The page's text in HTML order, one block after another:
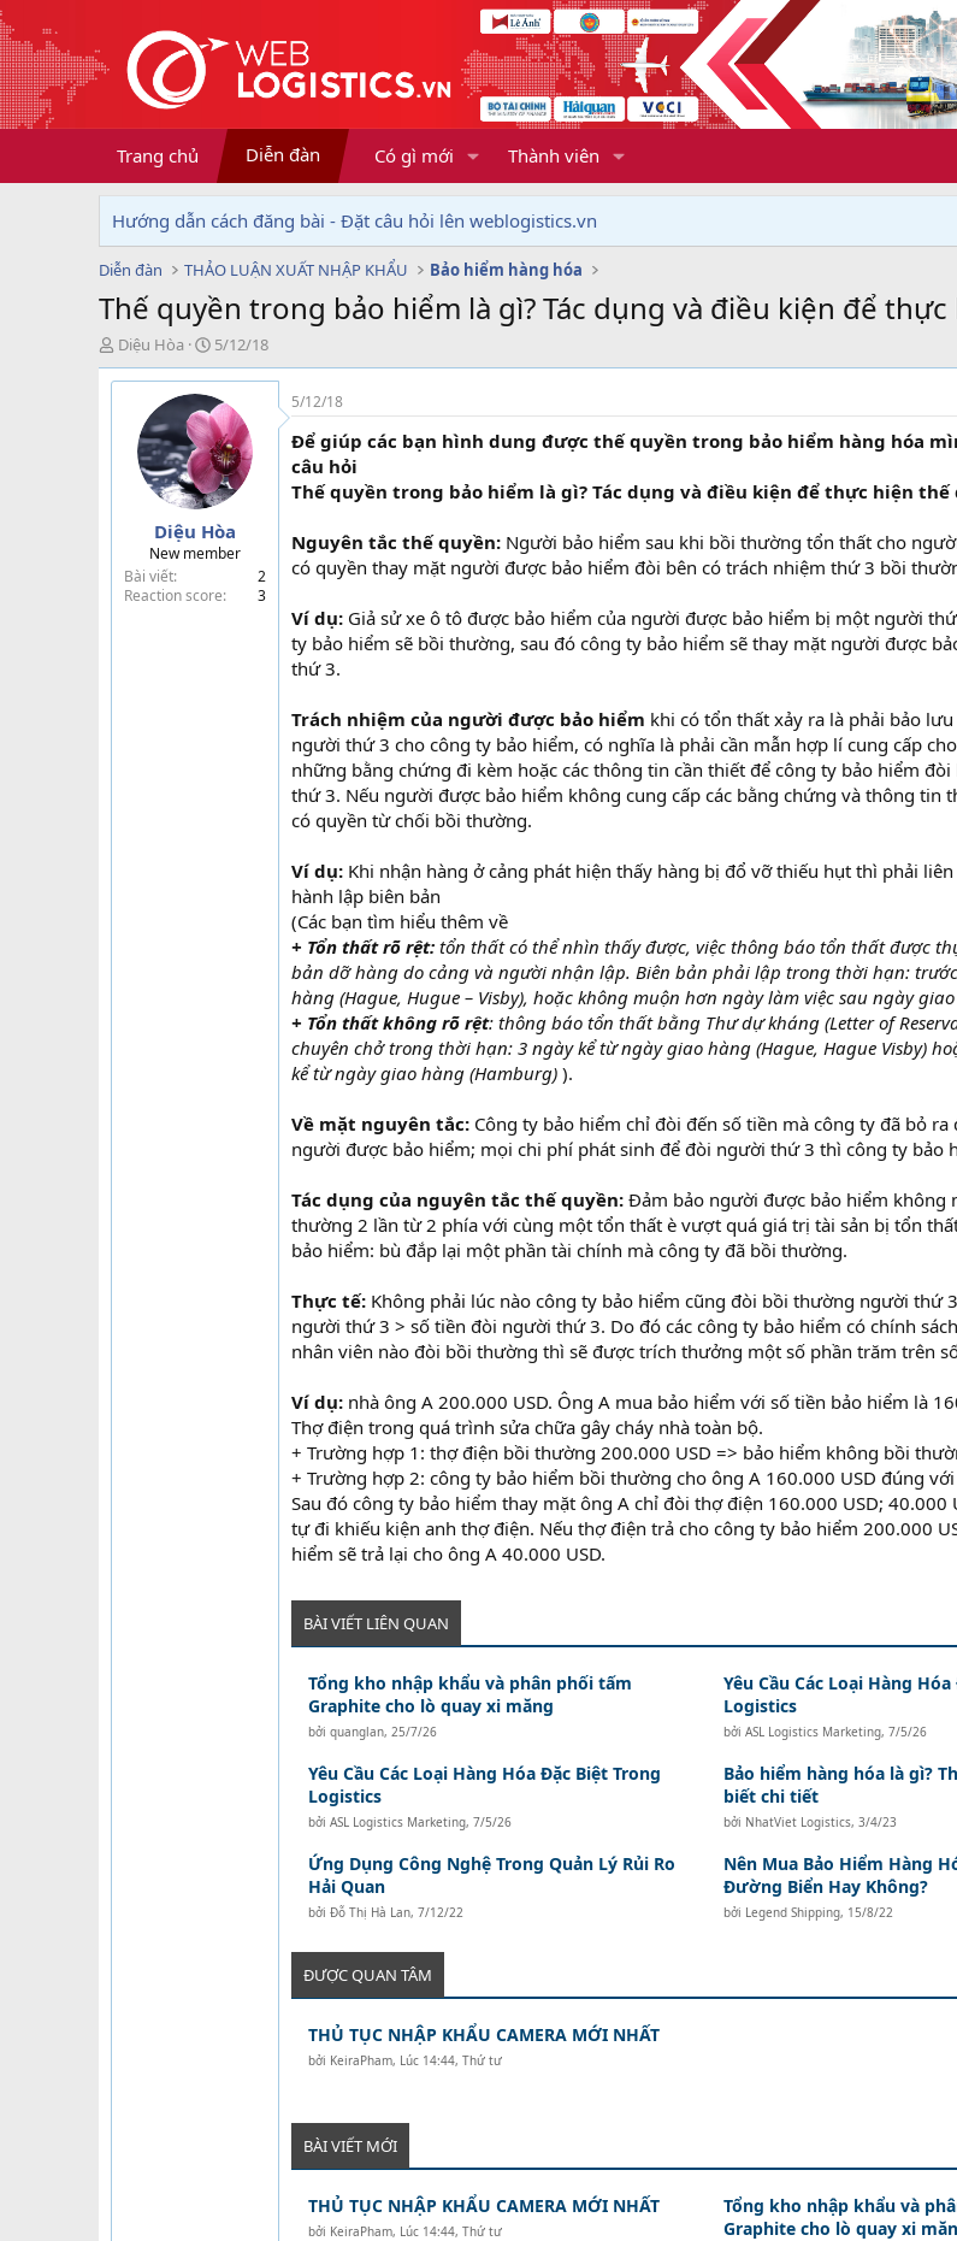
Trang chủ Diễn đàn Có gì mới Thành viên
Hướng dẫn cách đăng bài - Đặt câu hỏi lên weblogistics.vn
Diễn đàn THẢO LUẬN XUẤT NHẬP KHẨU Bảo hiểm hàng hóa
Thế quyền trong bảo hiểm là gì? Tác dụng và điều kiện để
T
h
r
Diệu Hòa
N
g
à
y
g
ử
i
5/12/18
Diệu Hòa
New member
Bài viết
2
Reaction score
3
5/12/18
Để giúp các bạn hình dung được thế quyền trong bảo hiểm hàng hóa
câu hỏi
Thế quyền trong bảo hiểm là gì? Tác dụng và điều kiện để thực hiện thế
Nguyên tắc thế quyền: Người bảo hiểm sau khi bồi thường tổn thất cho
có quyền thay mặt người được bảo hiểm đòi bên có trách nhiệm thứ 3 bồi
Ví dụ: Giả sử xe ô tô được bảo hiểm của người được bảo hiểm bị một người
ty bảo hiểm sẽ bồi thường, sau đó công ty bảo hiểm sẽ thay mặt người được
thứ 3.
Trách nhiệm của người được bảo hiểm khi có tổn thất xảy ra là phải bảo
người thứ 3 cho công ty bảo hiểm, có nghĩa là phải cần mẫn hợp lí cung cấp
những bằng chứng đi kèm hoặc các thông tin cần thiết để công ty bảo hiểm
thứ 3. Nếu người được bảo hiểm không cung cấp các bằng chứng và thông tin
có quyền từ chối bồi thường.
Ví dụ: Khi nhận hàng ở cảng phát hiện thấy hàng bị đổ vỡ thiếu hụt thì phải
hành lập biên bản
(Các bạn tìm hiểu thêm về
+ Tổn thất rõ rệt: tổn thất có thể nhìn thấy được, việc thông báo tổn thất được
bản dỡ hàng do cảng và người nhận lập. Biên bản phải lập trong thời hạn:
hàng (Hague, Hugue – Visby), hoặc không muộn hơn ngày làm việc sau ngày
+ Tổn thất không rõ rệt: thông báo tổn thất bằng Thư dự kháng (Letter of
chuyên chở trong thời hạn: 3 ngày kể từ ngày giao hàng (Hague, Hague Visby)
kể từ ngày giao hàng (Hamburg) ).
Về mặt nguyên tắc: Công ty bảo hiểm chỉ đòi đến số tiền mà công ty đã bỏ
người được bảo hiểm; mọi chi phí phát sinh để đòi người thứ 3 thì công ty bảo
Tác dụng của nguyên tắc thế quyền: Đảm bảo người được bảo hiểm không
thường 2 lần từ 2 phía với cùng một tổn thất è vượt quá giá trị tài sản bị tổn
bảo hiểm: bù đắp lại một phần tài chính mà công ty đã bồi thường.
Thực tế: Không phải lúc nào công ty bảo hiểm cũng đòi bồi thường người thứ
người thứ 3 > số tiền đòi người thứ 3. Do đó các công ty bảo hiểm có chính
nhân viên nào đòi bồi thường thì sẽ được trích thưởng một số phần trăm trên
Ví dụ: nhà ông A 200.000 USD. Ông A mua bảo hiểm với số tiền bảo hiểm là
Thợ điện trong quá trình sửa chữa gây cháy nhà toàn bộ.
+ Trường hợp 1: thợ điện bồi thường 200.000 USD => bảo hiểm không bồi
+ Trường hợp 2: công ty bảo hiểm bồi thường cho ông A 160.000 USD đúng
Sau đó công ty bảo hiểm thay mặt ông A chỉ đòi thợ điện 160.000 USD; 40.000
tự đi khiếu kiện anh thợ điện. Nếu thợ điện trả cho công ty bảo hiểm 200.000
hiểm sẽ trả lại cho ông A 40.000 USD.
BÀI VIẾT LIÊN QUAN
Tổng kho nhập khẩu và phân phối tấm
Graphite cho lò quay xi măng
bởi quanglan, 25/7/26
Yêu Cầu Các Loại Hàng
Logistics
bởi ASL Logistics Marketing, 7/5/26
Yêu Cầu Các Loại Hàng Hóa Đặc Biệt Trong
Logistics
bởi ASL Logistics Marketing, 7/5/26
Bảo hiểm hàng hóa là gì?
biết chi tiết
bởi NhatViet Logistics, 3/4/23
Ứng Dụng Công Nghệ Trong Quản Lý Rủi Ro
Hải Quan
bởi Đỗ Thị Hà Lan, 7/12/22
Nên Mua Bảo Hiểm Hàng
Đường Biển Hay Không?
bởi Legend Shipping, 15/8/22
ĐƯỢC QUAN TÂM
THỦ TỤC NHẬP KHẨU CAMERA MỚI NHẤT
bởi KeiraPham, Lúc 14:44, Thứ tư
BÀI VIẾT MỚI
THỦ TỤC NHẬP KHẨU CAMERA MỚI NHẤT
bởi KeiraPham, Lúc 14:44, Thứ tư
Tổng kho nhập khẩu và
Graphite cho lò quay xi